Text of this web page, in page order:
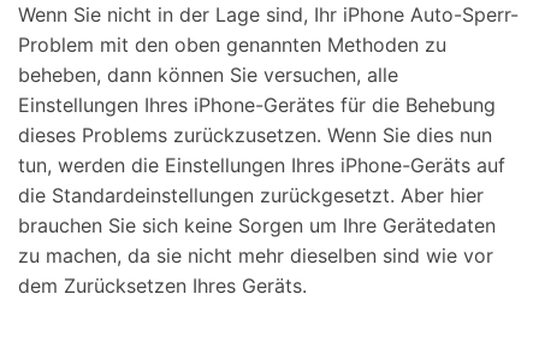
Wenn Sie nicht in der Lage sind, Ihr iPhone Auto-Sperr-
Problem mit den oben genannten Methoden zu
beheben, dann können Sie versuchen, alle
Einstellungen Ihres iPhone-Gerätes für die Behebung
dieses Problems zurückzusetzen. Wenn Sie dies nun
tun, werden die Einstellungen Ihres iPhone-Geräts auf
die Standardeinstellungen zurückgesetzt. Aber hier
brauchen Sie sich keine Sorgen um Ihre Gerätedaten
zu machen, da sie nicht mehr dieselben sind wie vor
dem Zurücksetzen Ihres Geräts.